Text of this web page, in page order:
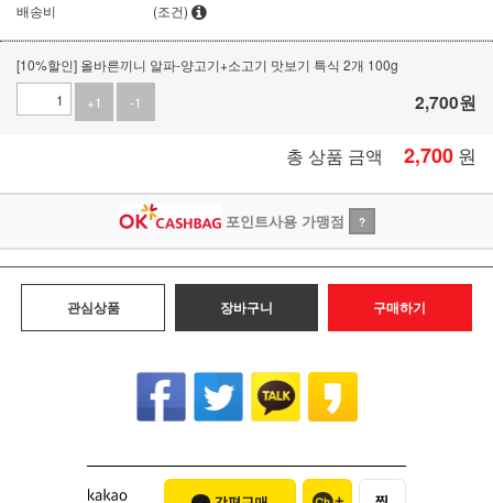
배송비
(조건)
[10%할인] 올바른끼니 알파-양고기+소고기 맛보기 특식 2개 100g
+1
-1 2,700원
총 상품 금액 2,700 원
포인트사용 가맹점 ?
관심상품 장바구니 구매하기